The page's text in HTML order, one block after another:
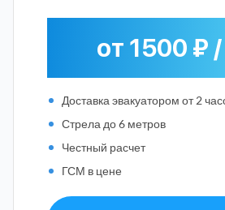
от 1500 ₽
Доставка эвакуатором от 2
Стрела до 6 метров
Честный расчет
ГСМ в цене